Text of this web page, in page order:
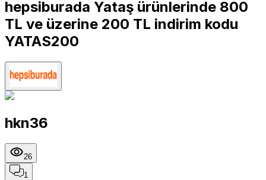
hepsiburada Yataş ürünlerinde 800
TL ve üzerine 200 TL indirim kodu
YATAS200
hkn36
26
1